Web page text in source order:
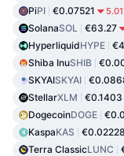
PiPI €0.07521
SolanaSOL €63.27
HyperliquidHYPE
Shiba InuSHIB
SKYAISKYAI
StellarXLM €0.1403
DogecoinDOGE
KaspaKAS €0.02228
Terra ClassicLUNC